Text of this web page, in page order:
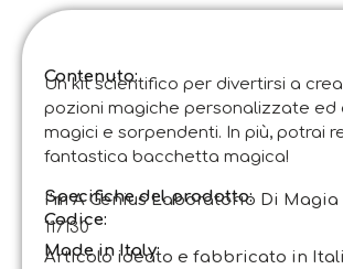
Contenuto:
Un kit scientifico per divertirsi a
pozioni magiche personalizzate ed
magici e sorpendenti. In più, potrai
fantastica bacchetta magica!
Specifiche del prodotto:
I’m A Genius Laboratorio Di Magia
Codice:
117130
Made in Italy:
Articolo ideato e fabbricato in